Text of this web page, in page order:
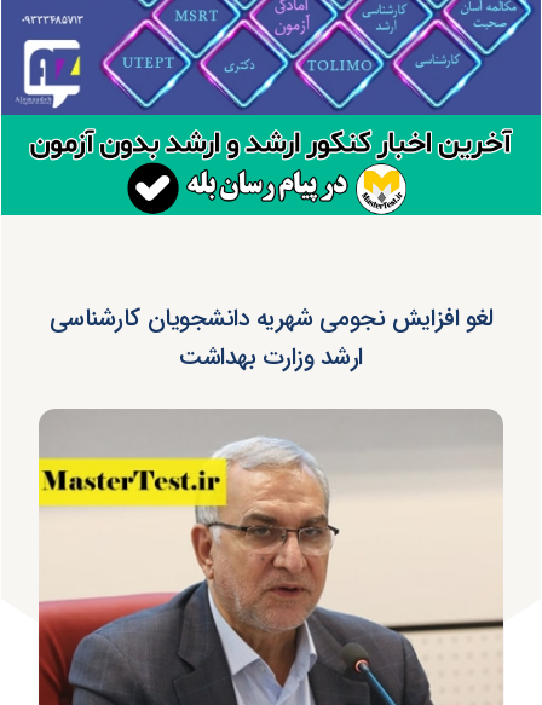
لغو افزایش نجومی شهریه دانشجویان کارشناسی
ارشد وزارت بهداشت